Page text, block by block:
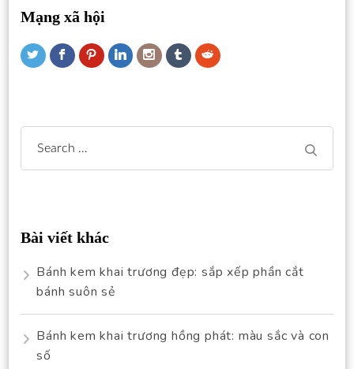
Mạng xã hội
Search
for:
Bài viết khác
Bánh kem khai trương đẹp: sắp xếp phần cắt
bánh suôn sẻ
Bánh kem khai trương hồng phát: màu sắc và con
số